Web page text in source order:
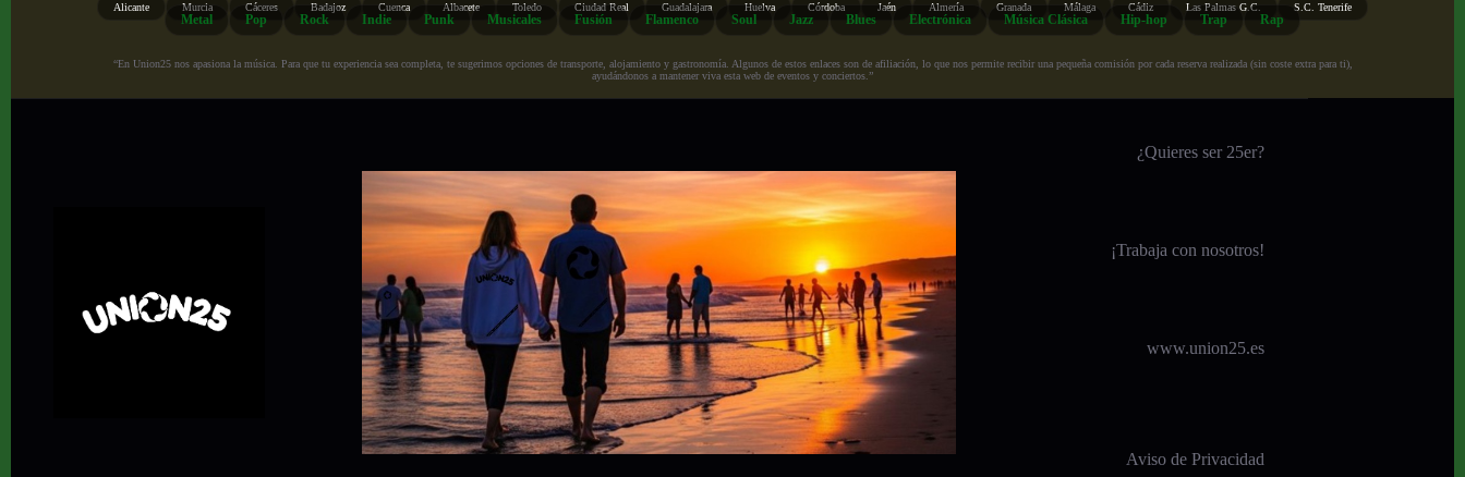
Alicante Murcia Cáceres Badajoz Cuenca Albacete Toledo Ciudad Real Guadalajara Huelva Córdoba Jaén Almería Granada Málaga Cádiz Las Palmas G.C. S.C. Tenerife
Metal Pop Rock Indie Punk Musicales Fusión Flamenco Soul Jazz Blues Electrónica Música Clásica Hip-hop Trap Rap
“En Union25 nos apasiona la música. Para que tu experiencia sea completa, te sugerimos opciones de transporte, alojamiento y gastronomía. Algunos de estos enlaces son de afiliación, lo que nos permite recibir una pequeña comisión por cada reserva realizada (sin coste extra para ti),
ayudándonos a mantener viva esta web de eventos y conciertos.”
¿Quieres ser 25er?
¡Trabaja con nosotros!
www.union25.es
Aviso de Privacidad